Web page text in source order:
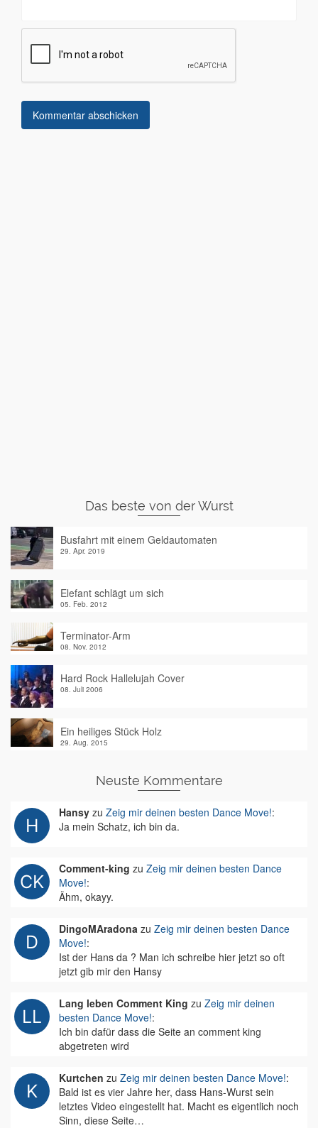
Das beste von der Wurst
Busfahrt mit einem Geldautomaten
29. Apr. 2019
Elefant schlägt um sich
05. Feb. 2012
Terminator-Arm
08. Nov. 2012
Hard Rock Hallelujah Cover
08. Juli 2006
Ein heiliges Stück Holz
29. Aug. 2015
Neuste Kommentare
Hansy zu Zeig mir deinen besten Dance Move!:
Ja mein Schatz, ich bin da.
Comment-king zu Zeig mir deinen besten Dance
Move!:
Ähm, okayy.
DingoMAradona zu Zeig mir deinen besten Dance
Move!:
Ist der Hans da ? Man ich schreibe hier jetzt so oft
jetzt gib mir den Hansy
Lang leben Comment King zu Zeig mir deinen
besten Dance Move!:
Ich bin dafür dass die Seite an comment king
abgetreten wird
Kurtchen zu Zeig mir deinen besten Dance Move!:
Bald ist es vier Jahre her, dass Hans-Wurst sein
letztes Video eingestellt hat. Macht es eigentlich noch
Sinn, diese Seite…